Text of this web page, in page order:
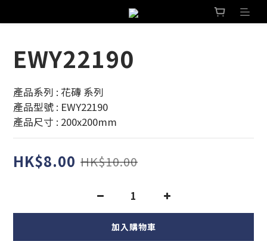
EWY22190
產品系列 : 花磚 系列
產品型號 : EWY22190
產品尺寸 : 200x200mm
HK$8.00 HK$10.00
加入購物車